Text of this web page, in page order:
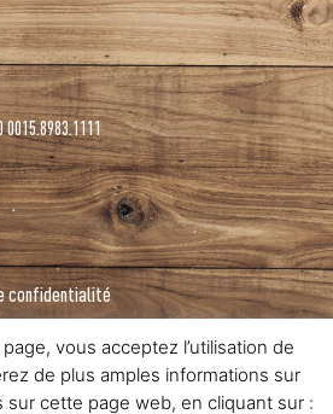
0015.8983.1111
confidentialité
byArpeggio Communication
vous acceptez l’utilisation de
de plus amples informations sur
sur cette page web, en cliquant sur :